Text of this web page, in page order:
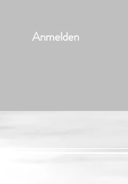
Anmelden